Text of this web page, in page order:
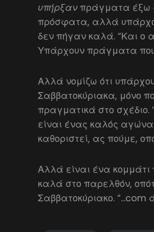
υπήρξανπράγματα έξω
πρόσφατα, αλλά
δεν πήγαν καλά. “Και ο
Υπάρχουν πράγματα
Αλλά νομίζω ότι
Σαββατοκύριακα, μόνο
πραγματικά στο
είναι ένας καλός
καθοριστεί, ας πούμε,
Αλλά είναι ένα
καλά στο παρελθόν,
Σαββατοκύριακο. “…com